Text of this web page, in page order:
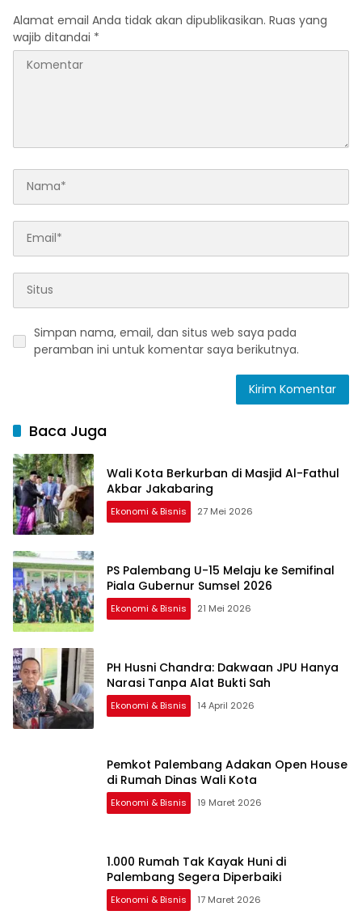
Alamat email Anda tidak akan dipublikasikan. Ruas yang
wajib ditandai *
Simpan nama, email, dan situs web saya pada
peramban ini untuk komentar saya berikutnya.
Baca Juga
Wali Kota Berkurban di Masjid Al-Fathul
Akbar Jakabaring
Ekonomi & Bisnis 27 Mei 2026
PS Palembang U-15 Melaju ke Semifinal
Piala Gubernur Sumsel 2026
Ekonomi & Bisnis 21 Mei 2026
PH Husni Chandra: Dakwaan JPU Hanya
Narasi Tanpa Alat Bukti Sah
Ekonomi & Bisnis 14 April 2026
Pemkot Palembang Adakan Open House
di Rumah Dinas Wali Kota
Ekonomi & Bisnis 19 Maret 2026
1.000 Rumah Tak Kayak Huni di
Palembang Segera Diperbaiki
Ekonomi & Bisnis 17 Maret 2026